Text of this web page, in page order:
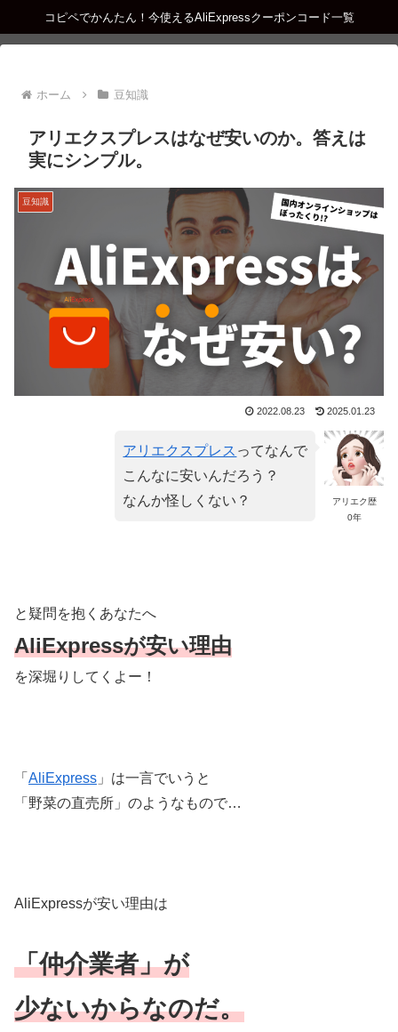
コピペでかんたん！今使えるAliExpressクーポンコード一覧
ホーム 豆知識
アリエクスプレスはなぜ安いのか。答えは
実にシンプル。
豆知識
2022.08.23 2025.01.23
アリエク歴
0年
アリエクスプレス ってなんで
こんなに安いんだろう？
なんか怪しくない？
と疑問を抱くあなたへ
AliExpressが安い理由
を深堀りしてくよー！
「 AliExpress 」は一言でいうと
「野菜の直売所」のようなもので…
AliExpressが安い理由は
「仲介業者」が
少ないからなのだ。